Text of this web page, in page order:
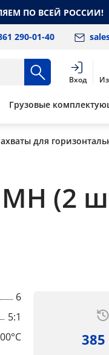
ПО ВСЕЙ РОССИИ!
290-01-40
Вход
Грузовые
для
(2
6
5:1
385